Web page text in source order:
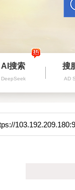
AI搜索
DeepSeek
搜
AD